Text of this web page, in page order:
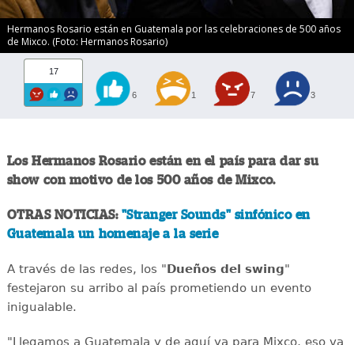
Hermanos Rosario están en Guatemala por las celebraciones de 500 años
de Mixco. (Foto: Hermanos Rosario)
17
6 1 7 3
Los Hermanos Rosario están en el país para dar su
show con motivo de los 500 años de Mixco.
OTRAS NOTICIAS: "Stranger Sounds" sinfónico en
Guatemala un homenaje a la serie
A través de las redes, los "Dueños del swing"
festejaron su arribo al país prometiendo un evento
inigualable.
"Llegamos a Guatemala y de aquí ya para Mixco, eso va